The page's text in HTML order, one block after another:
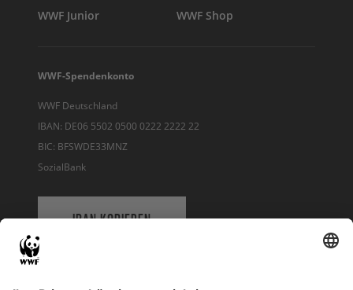
WWF Junior WWF Shop
WWF-Spendenkonto
WWF Deutschland
IBAN: DE06 5502 0500 0222 2222 22
BIC: BFSWDE33MNZ
SozialBank
IBAN KOPIEREN